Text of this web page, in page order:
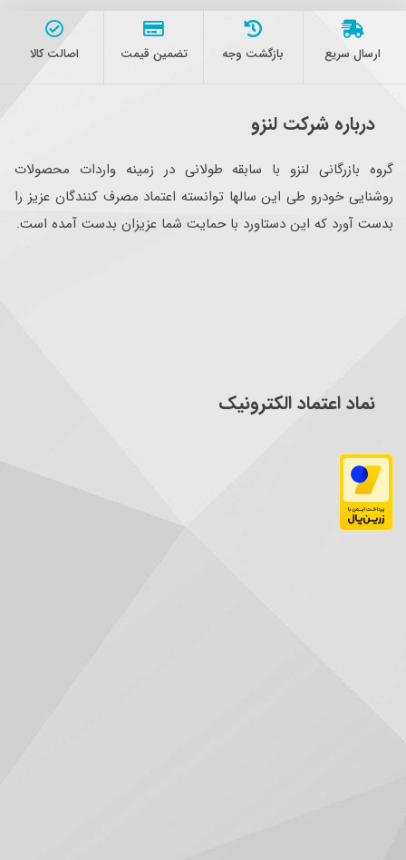
ارسال سریع بازگشت وجه تضمین قیمت اصالت کالا
درباره شرکت لنزو
گروه بازرگانی لنزو با سابقه طولانی در زمینه واردات محصولات
روشنایی خودرو طی این سالها توانسته اعتماد مصرف کنندگان عزیز را
بدست آورد که این دستاورد با حمایت شما عزیزان بدست آمده است.
نماد اعتماد الکترونیک